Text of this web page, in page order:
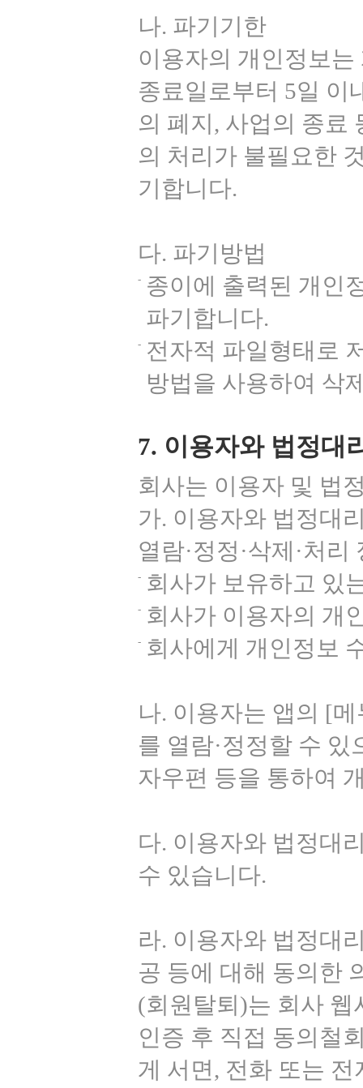
나. 파기기한
이용자의 개인정보
종료일로부터 5일 이
의 폐지, 사업의 종료
의 처리가 불필요한
기합니다.
다. 파기방법
종이에 출력된 개인
파기합니다.
전자적 파일형태로
방법을 사용하여 삭
7. 이용자와 법정대
회사는 이용자 및 법
가. 이용자와 법정대
열람·정정·삭제·처
회사가 보유하고 있
회사가 이용자의 개
회사에게 개인정보
나. 이용자는 앱의 [
를 열람·정정할 수
자우편 등을 통하여
다. 이용자와 법정대
수 있습니다.
라. 이용자와 법정대
공 등에 대해 동의한
(회원탈퇴)는 회사
인증 후 직접 동의철
게 서면, 전화 또는